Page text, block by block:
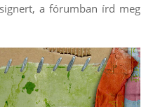
a fórumban írd meg